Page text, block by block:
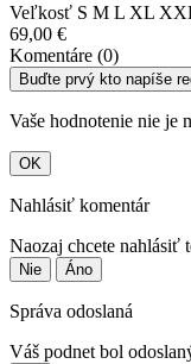
Veľkosť S M L XL
69,00 €
Komentáre (0)
Buďte prvý kto napíše
Vaše hodnotenie nie je
OK
Nahlásiť komentár
Naozaj chcete nahlásiť
Nie Áno
Správa odoslaná
Váš podnet bol